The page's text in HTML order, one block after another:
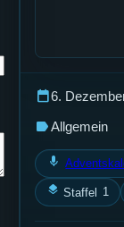
calendar_today6.
labelAllgemein
mic
layers Staffel 1